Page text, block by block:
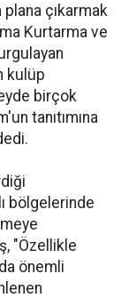
çıkarmak
Kurtarma ve
kulüp
birçok
tanıtımına
bölgelerinde
"Özellikle
önemli